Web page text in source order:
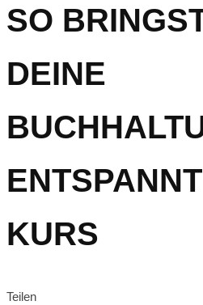
SO
DEINE
KURS
Teilen